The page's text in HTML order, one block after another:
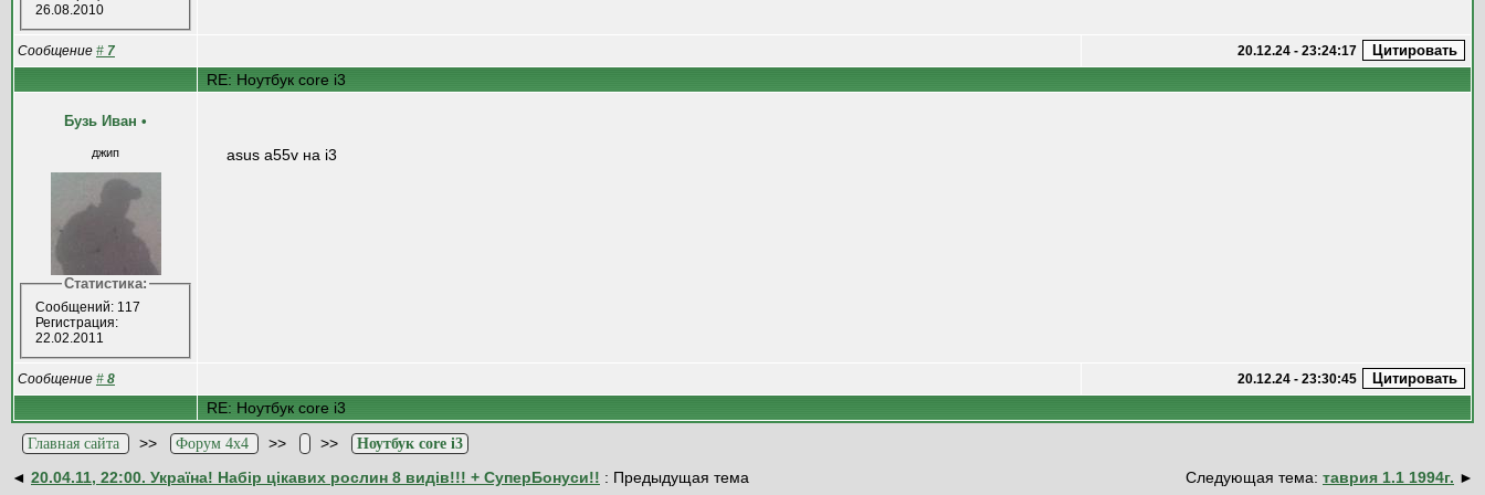
26.08.2010
Сообщение # 7 20.12.24 - 23:24:17
RE: Ноутбук core i3
Бузь Иван •
джип
Статистика:
Сообщений: 117
Регистрация:
22.02.2011
asus a55v на i3
Сообщение # 8 20.12.24 - 23:30:45
RE: Ноутбук core i3
Главная сайта >> Форум 4x4 >> >> Ноутбук core i3
◄ 20.04.11, 22:00. Україна! Набір цікавих рослин 8 видів!!! + СуперБонуси!! : Предыдущая тема Следующая тема: таврия 1.1 1994г. ►